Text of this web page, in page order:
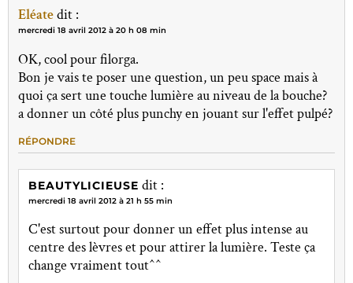
Eléatedit :
mercredi 18 avril 2012 à 20 h 08 min
OK, cool pour filorga.
Bon je vais te poser une question, un peu space mais à
quoi ça sert une touche lumière au niveau de la bouche?
a donner un côté plus punchy en jouant sur l'effet pulpé?
RÉPONDRE
BEAUTYLICIEUSE dit :
mercredi 18 avril 2012 à 21 h 55 min
C'est surtout pour donner un effet plus intense au
centre des lèvres et pour attirer la lumière. Teste ça
change vraiment tout^^